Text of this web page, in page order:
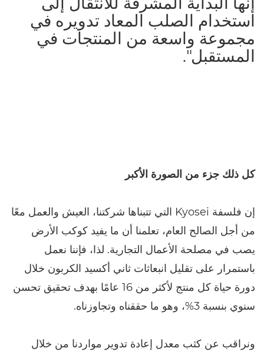
استخدام الصلب المعاد تدويره في
مجموعة واسعة من المنتجات في
المستقبل".
كل ذلك جزء من الصورة الأكبر
إن فلسفة Kyosei التي تتبناها شركتنا، العيش والعمل معًا
من أجل الصالح العام، تعلمنا أن ما يفيد كوكب الأرض
يصب في مصلحة الأعمال التجارية. لذا، فإننا نعمل
باستمرار على تقليل انبعاثات ثاني أكسيد الكربون خلال
دورة حياة كل منتج لأكثر من 16 عامًا بهدف تحقيق تحسن
سنوي بنسبة 3%، وهو ما حققناه وتجاوزناه.
ونراقب عن كثب معدل إعادة تدوير مواردنا من خلال